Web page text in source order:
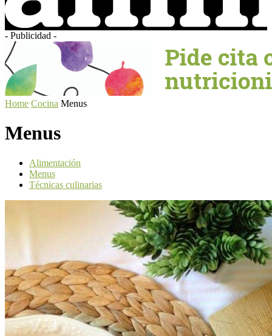
- Publicidad -
Home Cocina Menus
Menus
Alimentación
Menus
Técnicas culinarias